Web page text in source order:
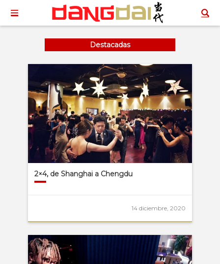
Destacadas
2×4, de Shanghai a Chengdu
14 diciembre, 2020